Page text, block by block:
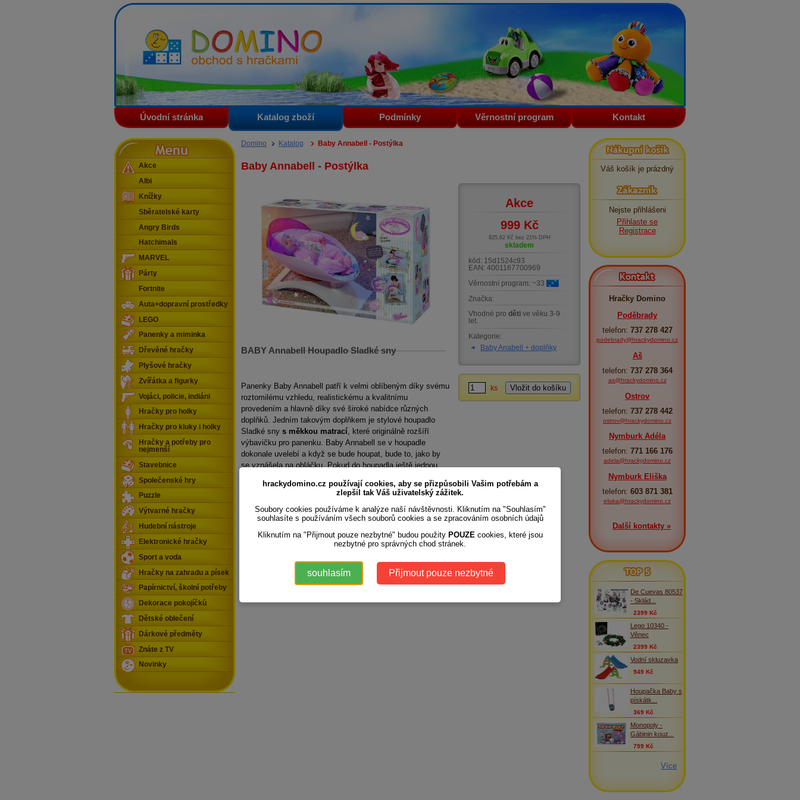
Domino - obchod s hračkami
Úvodní stránka Katalog zboží Podmínky Věrnostní program Kontakt
Domino Katalog Baby Annabell - Postýlka
Baby Annabell - Postýlka
BABY Annabell Houpadlo Sladké sny
Panenky Baby Annabell patří k velmi oblíbeným díky svému
roztomilému vzhledu, realistickému a kvalitnímu
provedením a hlavně díky své široké nabídce různých
doplňků. Jedním takovým doplňkem je stylové houpadlo
Sladké sny s měkkou matrací, které originálně rozšíří
výbavičku pro panenku. Baby Annabell se v houpadle
dokonale uvelebí a když se bude houpat, bude to, jako by
se vznášela na obláčku. Pokud do houpadla ještě jednou
doplňky pro panenky Baby Annabell jsou navrženy tak, aby
rozvíjely dětskou představivost a otvíraly nové možnosti a
témata hry. Hračka je vhodná pro děti od tří let.
Originální doplněk pro panenky Baby Annabell
Panenka se bude chvíli houpat i sama
Pro rozvoj fantazie a otevření nových témat hry
Akce
999 Kč
825,62 Kč bez 21% DPH
skladem
kód: 15d1524c93
EAN: 4001167700969
Věrnostní program: ~33
Značka:
Vhodné pro děti ve věku 3-9
let.
Kategorie:
Baby Anabell + doplňky
ks
Menu
Akce
Albi
Knížky
Sběratelské karty
Angry Birds
Hatchimals
MARVEL
Párty
Fortnite
Auta+dopravní prostředky
LEGO
Panenky a miminka
Dřevěné hračky
Plyšové hračky
Zvířátka a figurky
Vojáci, policie, indiáni
Hračky pro holky
Hračky pro kluky i holky
Hračky a potřeby pro
nejmenší
Stavebnice
Společenské hry
Puzzle
Výtvarné hračky
Hudební nástroje
Elektronické hračky
Sport a voda
Hračky na zahradu a písek
Papírnictví, školní potřeby
Dekorace pokojíčků
Dětské oblečení
Dárkové předměty
Znáte z TV
Novinky
Nákupní košík
Váš košík je prázdný
Zákazník
Nejste přihlášeni
Přihlaste se
Registrace
Kontakt
Hračky Domino
Poděbrady
telefon: 737 278 427
podebrady@hrackydomino.cz
Aš
telefon: 737 278 364
as@hrackydomino.cz
Ostrov
telefon: 737 278 442
ostrov@hrackydomino.cz
Nymburk Adéla
telefon: 771 166 176
adela@hrackydomino.cz
Nymburk Eliška
telefon: 603 871 381
eliska@hrackydomino.cz
Další kontakty »
TOP 5
De Cuevas 80537
- Sklád...
2399 Kč
Lego 10340 -
Věnec
2399 Kč
Vodní skluzavka
949 Kč
Houpačka Baby s
pískátk...
369 Kč
Monopoly -
Gábinin kouz...
799 Kč
Více
hrackydomino.cz používají cookies, aby se přizpůsobili Vašim potřebám a
zlepšil tak Váš uživatelský zážitek.
Soubory cookies používáme k analýze naší návštěvnosti. Kliknutím na "Souhlasím"
souhlasíte s používáním všech souborů cookies a se zpracováním osobních údajů
Kliknutím na "Přijmout pouze nezbytné" budou použity POUZE cookies, které jsou
nezbytné pro správných chod stránek.
souhlasím Přijmout pouze nezbytné